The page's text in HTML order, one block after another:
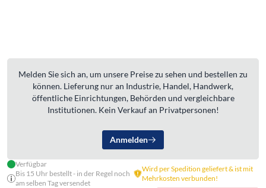
Melden Sie sich an, um unsere Preise zu sehen und bestellen zu
können. Lieferung nur an Industrie, Handel, Handwerk,
öffentliche Einrichtungen, Behörden und vergleichbare
Institutionen. Kein Verkauf an Privatpersonen!
Anmelden
Verfügbar
Bis 15 Uhr bestellt - in der Regel noch
am selben Tag versendet
Wird per Spedition geliefert & ist mit
Mehrkosten verbunden!